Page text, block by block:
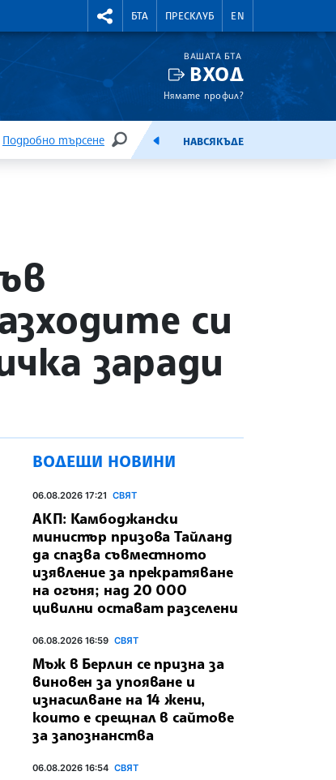
RIGHTMENU.SOCIAL
БТА ПРЕСКЛУБ EN
ВАШАТА БТА
ВХОД
Нямате профил?
Подробно търсене
ТЪРСЕНЕЕМИСИЯНАВСЯКЪДЕ
си
заради
ВОДЕЩИ НОВИНИ
06.08.2026 17:21 СВЯТ
АКП: Камбоджански
министър призова Тайланд
да спазва съвместното
изявление за прекратяване
на огъня; над 20 000
цивилни остават разселени
06.08.2026 16:59 СВЯТ
Мъж в Берлин се призна за
виновен за упояване и
изнасилване на 14 жени,
които е срещнал в сайтове
за запознанства
06.08.2026 16:54 СВЯТ